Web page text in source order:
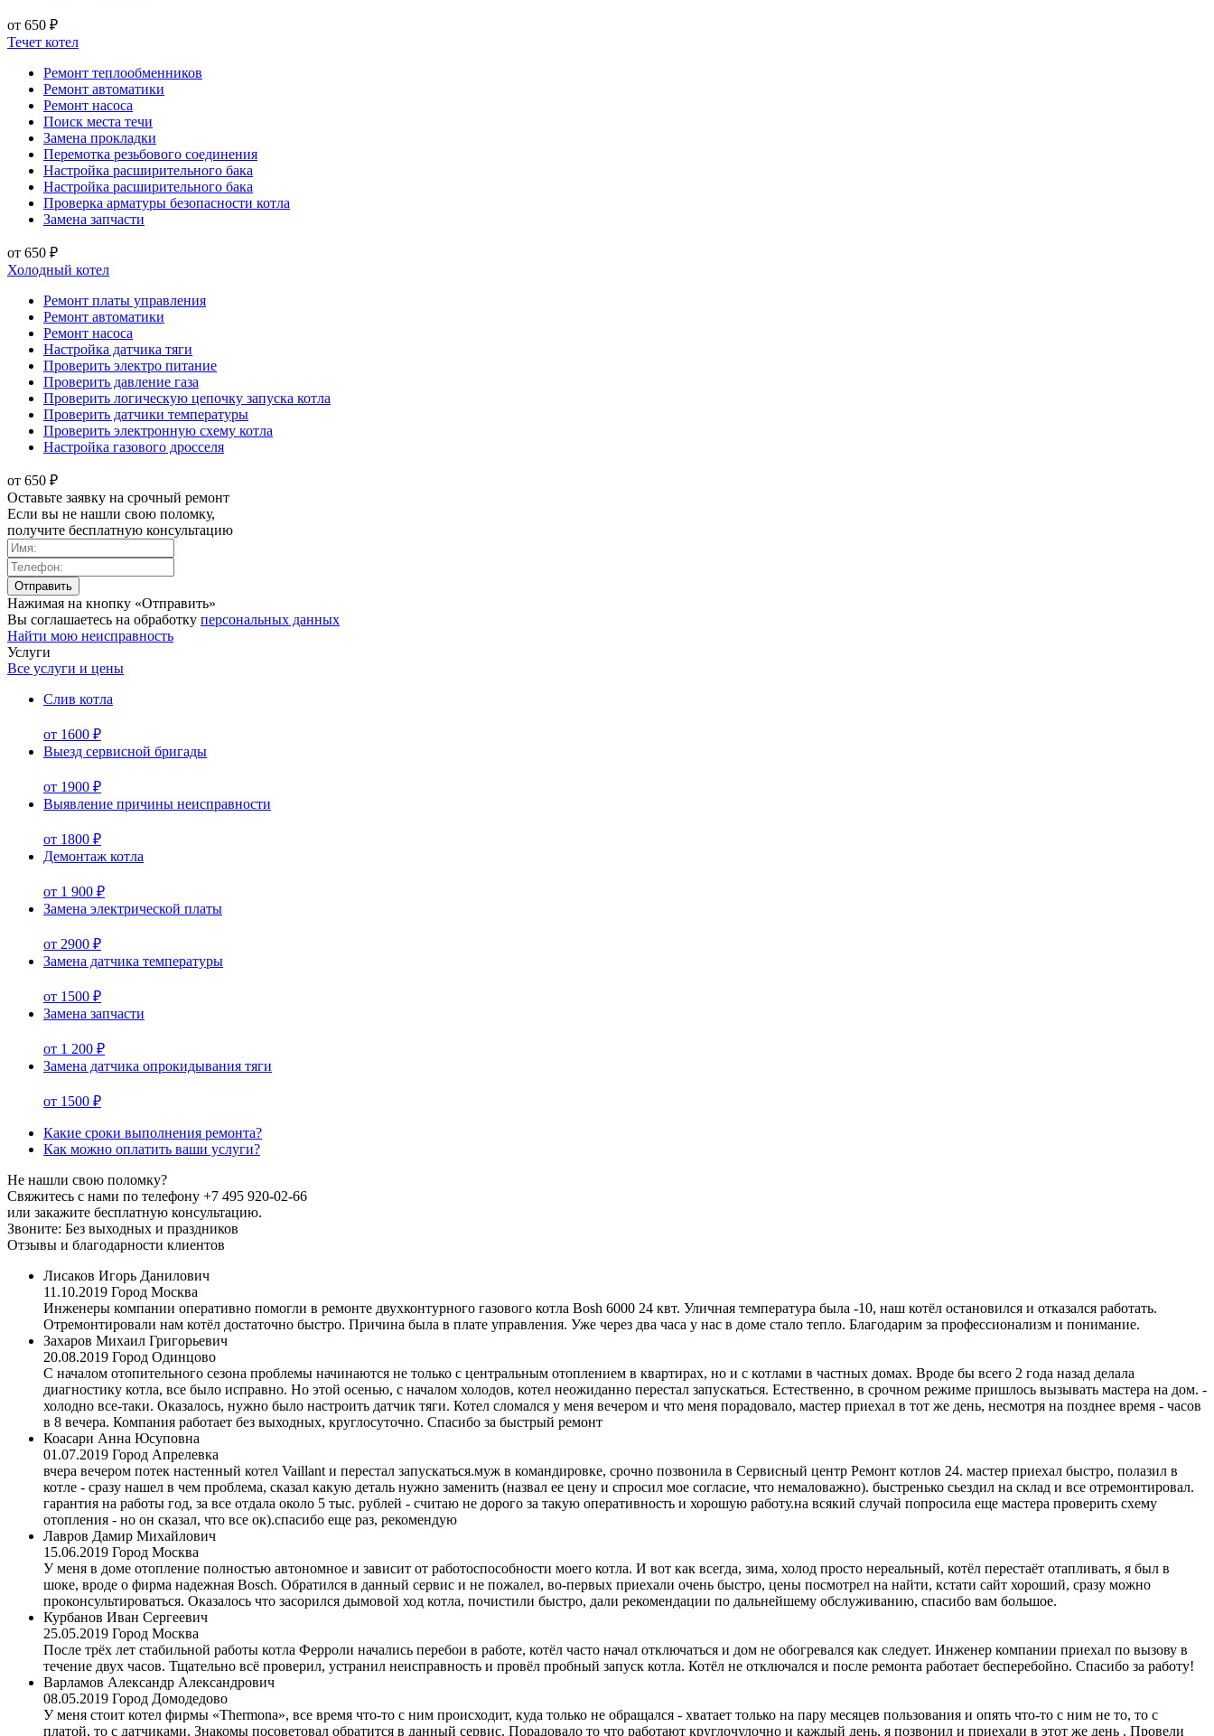
от 650 ₽
Течет котел
Ремонт теплообменников
Ремонт автоматики
Ремонт насоса
Поиск места течи
Замена прокладки
Перемотка резьбового соединения
Настройка расширительного бака
Настройка расширительного бака
Проверка арматуры безопасности котла
Замена запчасти
от 650 ₽
Холодный котел
Ремонт платы управления
Ремонт автоматики
Ремонт насоса
Настройка датчика тяги
Проверить электро питание
Проверить давление газа
Проверить логическую цепочку запуска котла
Проверить датчики температуры
Проверить электронную схему котла
Настройка газового дросселя
от 650 ₽
Оставьте заявку на срочный ремонт
Если вы не нашли свою поломку,
получите бесплатную консультацию
Нажимая на кнопку «Отправить»
Вы соглашаетесь на обработку персональных данных
Найти мою неисправность
Услуги
Все услуги и цены
Слив котла
от 1600 ₽
Выезд сервисной бригады
от 1900 ₽
Выявление причины неисправности
от 1800 ₽
Демонтаж котла
от 1 900 ₽
Замена электрической платы
от 2900 ₽
Замена датчика температуры
от 1500 ₽
Замена запчасти
от 1 200 ₽
Замена датчика опрокидывания тяги
от 1500 ₽
Какие сроки выполнения ремонта?
Как можно оплатить ваши услуги?
Не нашли свою поломку?
Свяжитесь с нами по телефону +7 495 920-02-66
или закажите бесплатную консультацию.
Звоните: Без выходных и праздников
Отзывы и благодарности клиентов
Лисаков Игорь Данилович
11.10.2019 Город Москва
Инженеры компании оперативно помогли в ремонте двухконтурного газового котла Bosh 6000 24 квт. Уличная температура была -10, наш котёл остановился и отказался работать.
Отремонтировали нам котёл достаточно быстро. Причина была в плате управления. Уже через два часа у нас в доме стало тепло. Благодарим за профессионализм и понимание.
Захаров Михаил Григорьевич
20.08.2019 Город Одинцово
С началом отопительного сезона проблемы начинаются не только с центральным отоплением в квартирах, но и с котлами в частных домах. Вроде бы всего 2 года назад делала
диагностику котла, все было исправно. Но этой осенью, с началом холодов, котел неожиданно перестал запускаться. Естественно, в срочном режиме пришлось вызывать мастера на дом. -
холодно все-таки. Оказалось, нужно было настроить датчик тяги. Котел сломался у меня вечером и что меня порадовало, мастер приехал в тот же день, несмотря на позднее время - часов
в 8 вечера. Компания работает без выходных, круглосуточно. Спасибо за быстрый ремонт
Коасари Анна Юсуповна
01.07.2019 Город Апрелевка
вчера вечером потек настенный котел Vaillant и перестал запускаться.муж в командировке, срочно позвонила в Сервисный центр Ремонт котлов 24. мастер приехал быстро, полазил в
котле - сразу нашел в чем проблема, сказал какую деталь нужно заменить (назвал ее цену и спросил мое согласие, что немаловажно). быстренько сьездил на склад и все отремонтировал.
гарантия на работы год, за все отдала около 5 тыс. рублей - считаю не дорого за такую оперативность и хорошую работу.на всякий случай попросила еще мастера проверить схему
отопления - но он сказал, что все ок).спасибо еще раз, рекомендую
Лавров Дамир Михайлович
15.06.2019 Город Москва
У меня в доме отопление полностью автономное и зависит от работоспособности моего котла. И вот как всегда, зима, холод просто нереальный, котёл перестаёт отапливать, я был в
шоке, вроде о фирма надежная Bosch. Обратился в данный сервис и не пожалел, во-первых приехали очень быстро, цены посмотрел на найти, кстати сайт хороший, сразу можно
проконсультироваться. Оказалось что засорился дымовой ход котла, почистили быстро, дали рекомендации по дальнейшему обслуживанию, спасибо вам большое.
Курбанов Иван Сергеевич
25.05.2019 Город Москва
После трёх лет стабильной работы котла Ферроли начались перебои в работе, котёл часто начал отключаться и дом не обогревался как следует. Инженер компании приехал по вызову в
течение двух часов. Тщательно всё проверил, устранил неисправность и провёл пробный запуск котла. Котёл не отключался и после ремонта работает бесперебойно. Спасибо за работу!
Варламов Александр Александрович
08.05.2019 Город Домодедово
У меня стоит котел фирмы «Thermona», все время что-то с ним происходит, куда только не обращался - хватает только на пару месяцев пользования и опять что-то с ним не то, то с
платой, то с датчиками. Знакомы посоветовал обратится в данный сервис. Порадовало то что работают круглочулочно и каждый день, я позвонил и приехали в этот же день . Провели